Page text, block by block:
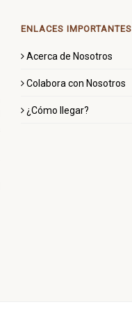
ENLACES IMPORTANTES
Acerca de Nosotros
Colabora con Nosotros
¿Cómo llegar?